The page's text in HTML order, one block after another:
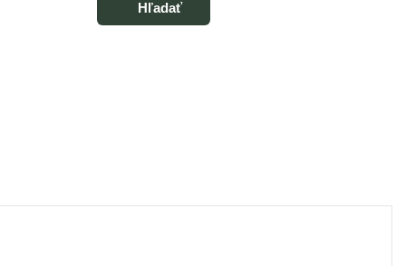
Hľadať